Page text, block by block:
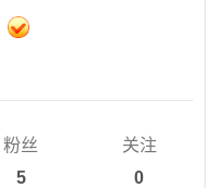
粉丝
5
关注
0